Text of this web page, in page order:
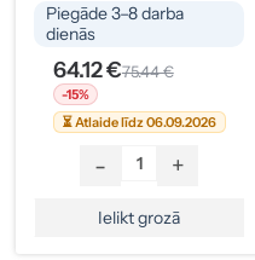
Piegāde 3–8 darba
dienās
64.12 €75.44 €
-15%
⏳ Atlaide līdz 06.09.2026
- +
Ielikt grozā